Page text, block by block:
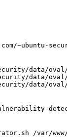
~ubuntu-
data/
data/
data/
/var/